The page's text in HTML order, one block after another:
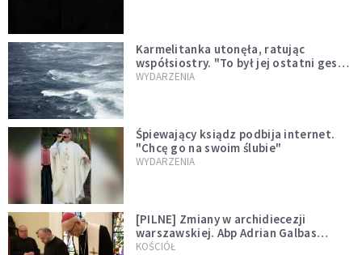
Karmelitanka utonęła, ratując
współsiostry. "To był jej ostatni gest
miłości"
WYDARZENIA
Śpiewający ksiądz podbija internet.
"Chcę go na swoim ślubie"
WYDARZENIA
[PILNE] Zmiany w archidiecezji
warszawskiej. Abp Adrian Galbas
wręczył dekrety nowym proboszczom
KOŚCIÓŁ